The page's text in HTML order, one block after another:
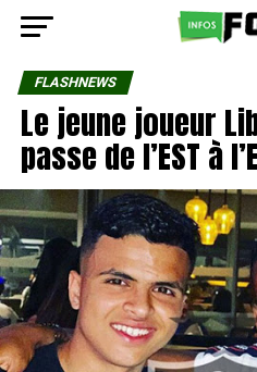
FLASHNEWS
Le jeune joueur
passe de l’EST à